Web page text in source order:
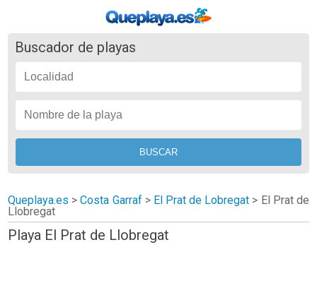
Buscador de playas
Queplaya.es >Costa Garraf> El Prat de Lobregat > El Prat de
Llobregat
Playa El Prat de Llobregat